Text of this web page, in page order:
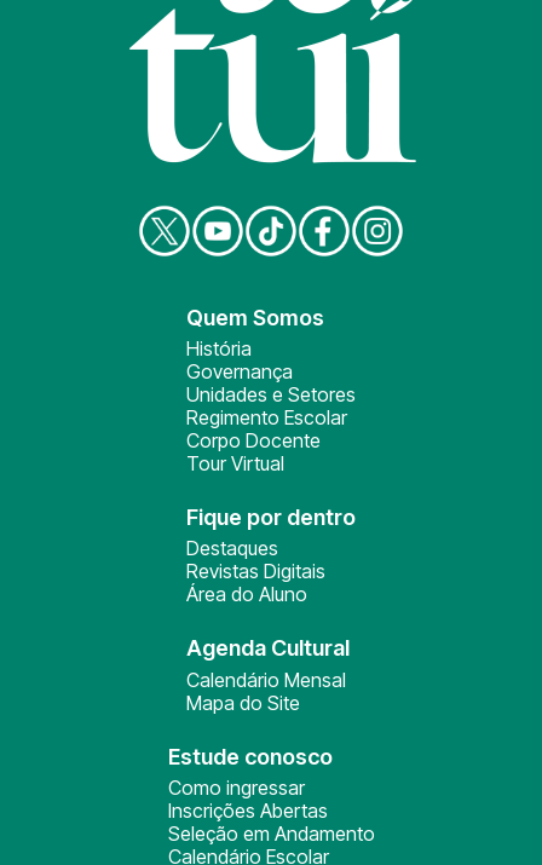
Quem Somos
História
Governança
Unidades e Setores
Regimento Escolar
Corpo Docente
Tour Virtual
Fique por dentro
Destaques
Revistas Digitais
Área do Aluno
Agenda Cultural
Calendário Mensal
Mapa do Site
Estude conosco
Como ingressar
Inscrições Abertas
Seleção em Andamento
Calendário Escolar